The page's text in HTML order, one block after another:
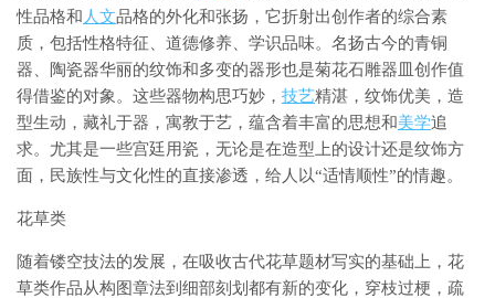
性品格和 人文品格的外化和张扬，它折射出创作者的综合素
质，包括性格特征、道德修养、学识品味。名扬古今的青铜
器、陶瓷器华丽的纹饰和多变的器形也是菊花石雕器皿创作值
得借鉴的对象。这些器物构思巧妙， 技艺精湛，纹饰优美，造
型生动，藏礼于器，寓教于艺，蕴含着丰富的思想和美学追
求。尤其是一些宫廷用瓷，无论是在造型上的设计还是纹饰方
面，民族性与文化性的直接渗透，给人以“适情顺性”的情趣。
花草类
随着镂空技法的发展，在吸收古代花草题材写实的基础上，花
草类作品从构图章法到细部刻划都有新的变化，穿枝过梗，疏